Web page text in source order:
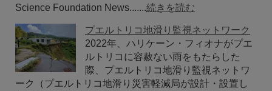
Science Foundation News.......続きを読む
プエルトリコ地滑り監視ネットワーク
2022年、ハリケーン・フィオナがプエ
ルトリコに容赦ない雨をもたらした
際、プエルトリコ地滑り監視ネットワ
ーク（プエルトリコ地滑り災害軽減局が設計・設置し